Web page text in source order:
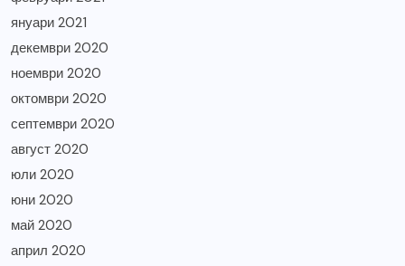
януари 2021
декември 2020
ноември 2020
октомври 2020
септември 2020
август 2020
юли 2020
юни 2020
май 2020
април 2020